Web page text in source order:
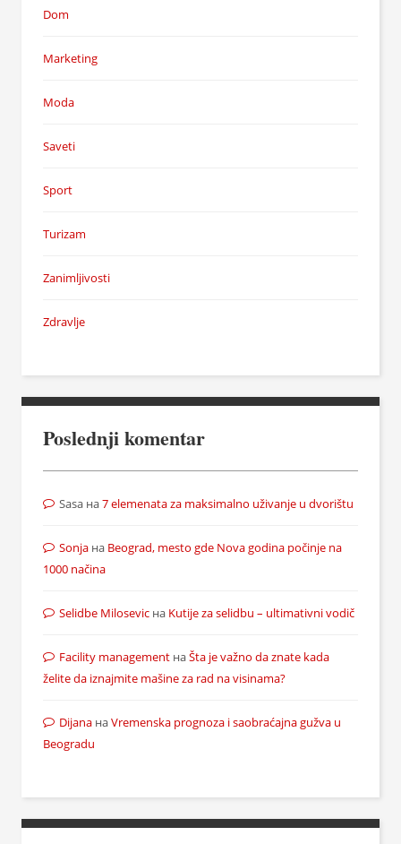
Dom
Marketing
Moda
Saveti
Sport
Turizam
Zanimljivosti
Zdravlje
Poslednji komentar
Sasa на7 elemenata za maksimalno uživanje u dvorištu
Sonja на Beograd, mesto gde Nova godina počinje na
1000 načina
Selidbe Milosevic на Kutije za selidbu – ultimativni vodič
Facility management наŠta je važno da znate kada
želite da iznajmite mašine za rad na visinama?
Dijana наVremenska prognoza i saobraćajna gužva u
Beogradu